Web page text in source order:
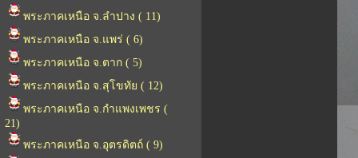
พระภาคเหนือ จ.ลำปาง ( 11)
พระภาคเหนือ จ.แพร่ ( 6)
พระภาคเหนือ จ.ตาก ( 5)
พระภาคเหนือ จ.สุโขทัย ( 12)
พระภาคเหนือ จ.กำแพงเพชร (
21)
พระภาคเหนือ จ.อุตรดิตถ์ ( 9)